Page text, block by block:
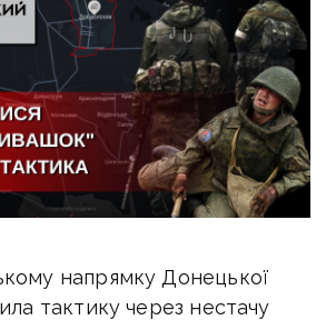
напрямку Донецької
тактику через нестачу